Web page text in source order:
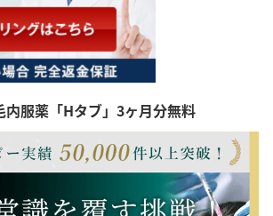
服薬「Hタブ」3ヶ月分無料